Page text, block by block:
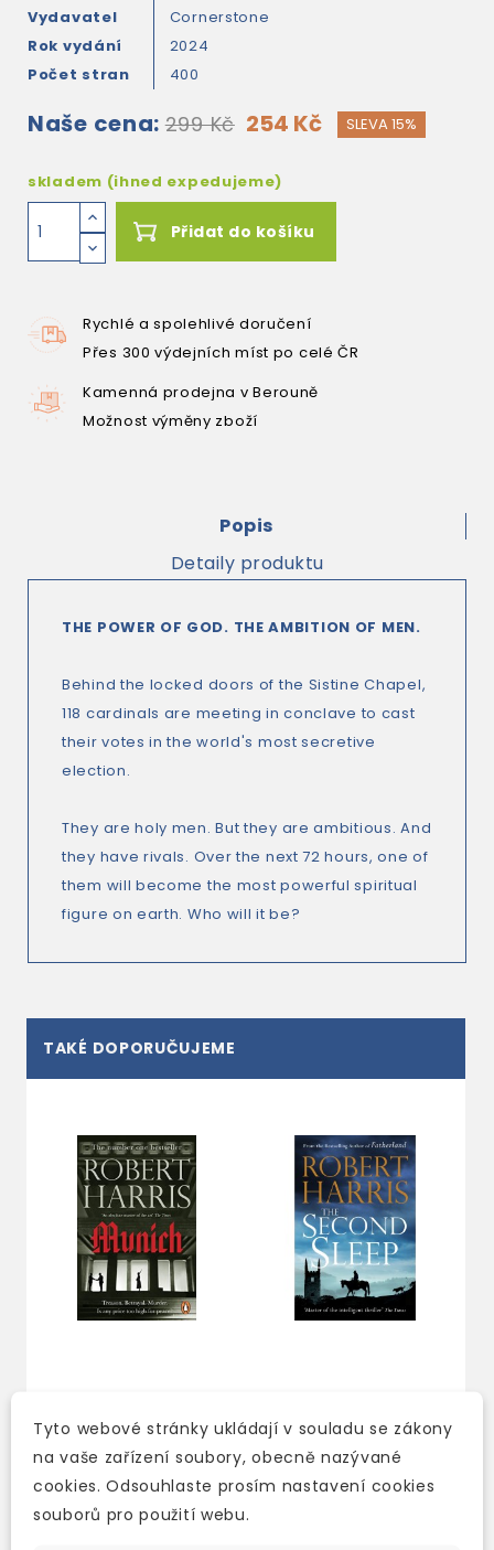
Vydavatel
Cornerstone
Rok vydání
2024
Počet stran
400
Naše cena: 299 Kč 254 Kč SLEVA 15%
skladem (ihned expedujeme)
Přidat do košíku
Rychlé a spolehlivé doručení
Přes 300 výdejních míst po celé ČR
Kamenná prodejna v Berouně
Možnost výměny zboží
Popis
Detaily produktu
THE POWER OF GOD. THE AMBITION OF MEN.
Behind the locked doors of the Sistine Chapel,
118 cardinals are meeting in conclave to cast
their votes in the world's most secretive
election.
They are holy men. But they are ambitious. And
they have rivals. Over the next 72 hours, one of
them will become the most powerful spiritual
figure on earth. Who will it be?
TAKÉ DOPORUČUJEME
skladem (ihned
expedujeme)
299 Kč -15% 254 Kč
3-5 dní
299 Kč -15% 254 Kč
Tyto webové stránky ukládají v souladu se zákony
na vaše zařízení soubory, obecně nazývané
cookies. Odsouhlaste prosím nastavení cookies
souborů pro použití webu.